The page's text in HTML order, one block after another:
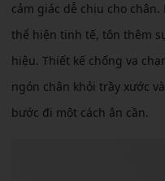
cảm giác dễ chịu cho
thể hiện tinh tế, tôn thêm
hiệu. Thiết kế chống va
ngón chân khỏi trầy xước
bước đi một cách ân cần.